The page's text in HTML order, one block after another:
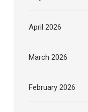
April 2026
March 2026
February 2026